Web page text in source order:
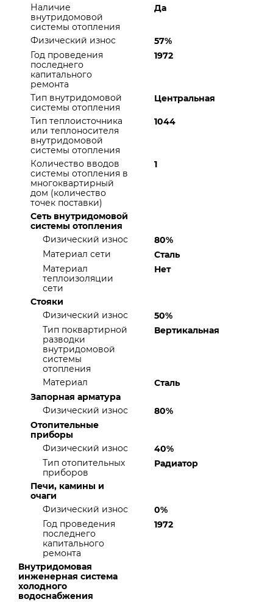
Наличие
внутридомовой
системы отопления
Да
Физический износ
57%
Год проведения
последнего
капитального
ремонта
1972
Тип внутридомовой
системы отопления
Центральная
Тип теплоисточника
или теплоносителя
внутридомовой
системы отопления
1044
Количество вводов
системы отопления в
многоквартирный
дом (количество
точек поставки)
1
Сеть внутридомовой
системы отопления
Физический износ
80%
Материал сети
Сталь
Материал
теплоизоляции
сети
Нет
Стояки
Физический износ
50%
Тип поквартирной
разводки
внутридомовой
системы
отопления
Вертикальная
Материал
Сталь
Запорная арматура
Физический износ
80%
Отопительные
приборы
Физический износ
40%
Тип отопительных
приборов
Радиатор
Печи, камины и
очаги
Физический износ
0%
Год проведения
последнего
капитального
ремонта
1972
Внутридомовая
инженерная система
холодного
водоснабжения